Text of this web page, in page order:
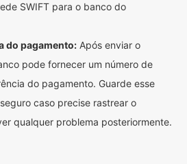
SWIFT para o banco do
do pagamento: Após enviar o
pode fornecer um número de
do pagamento. Guarde esse
caso precise rastrear o
qualquer problema posteriormente.